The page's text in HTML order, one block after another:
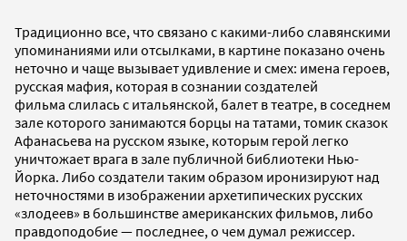
Традиционно все, что связано с какими-либо славянскими
упоминаниями или отсылками, в картине показано очень
неточно и чаще вызывает удивление и смех: имена героев,
русская мафия, которая в сознании создателей
фильма слилась с итальянской, балет в театре, в соседнем
зале которого занимаются борцы на татами, томик сказок
Афанасьева на русском языке, которым герой легко
уничтожает врага в зале публичной библиотеки Нью-
Йорка. Либо создатели таким образом иронизируют над
неточностями в изображении архетипических русских
«злодеев» в большинстве американских фильмов, либо
правдоподобие — последнее, о чем думал режиссер.